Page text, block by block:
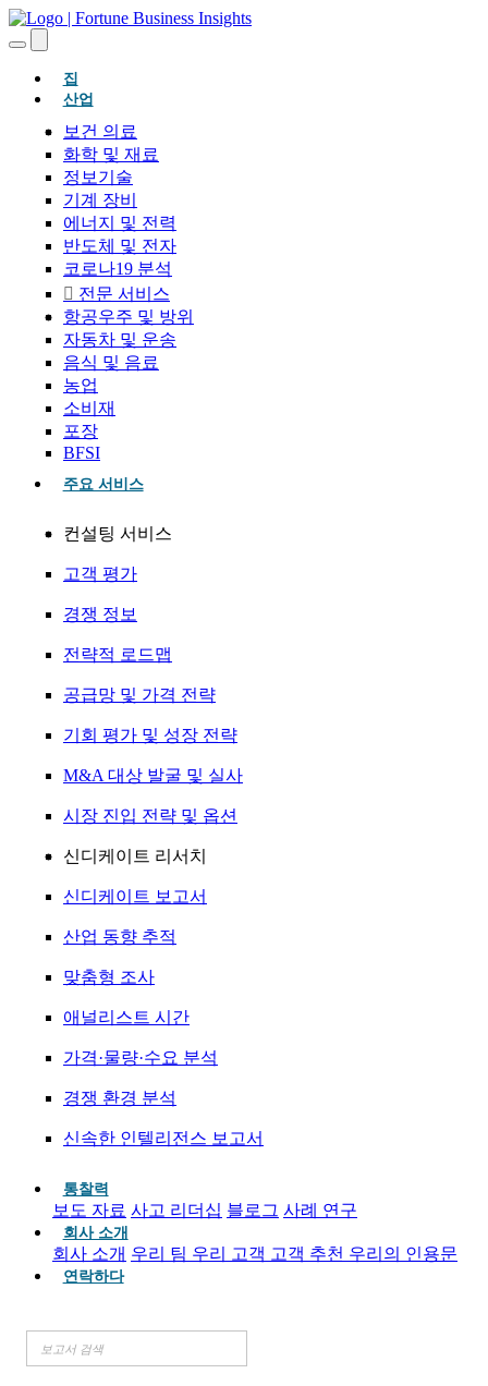
집(현재의)
산업
보건 의료
화학 및 재료
정보기술
기계 장비
에너지 및 전력
반도체 및 전자
코로나19 분석
전문 서비스
항공우주 및 방위
자동차 및 운송
음식 및 음료
농업
소비재
포장
BFSI
주요 서비스
컨설팅 서비스
고객 평가
경쟁 정보
전략적 로드맵
공급망 및 가격 전략
기회 평가 및 성장 전략
M&A 대상 발굴 및 실사
시장 진입 전략 및 옵션
신디케이트 리서치
신디케이트 보고서
산업 동향 추적
맞춤형 조사
애널리스트 시간
가격·물량·수요 분석
경쟁 환경 분석
신속한 인텔리전스 보고서
통찰력
보도 자료 사고 리더십 블로그 사례 연구
회사 소개
회사 소개 우리 팀 우리 고객 고객 추천 우리의 인용문
연락하다